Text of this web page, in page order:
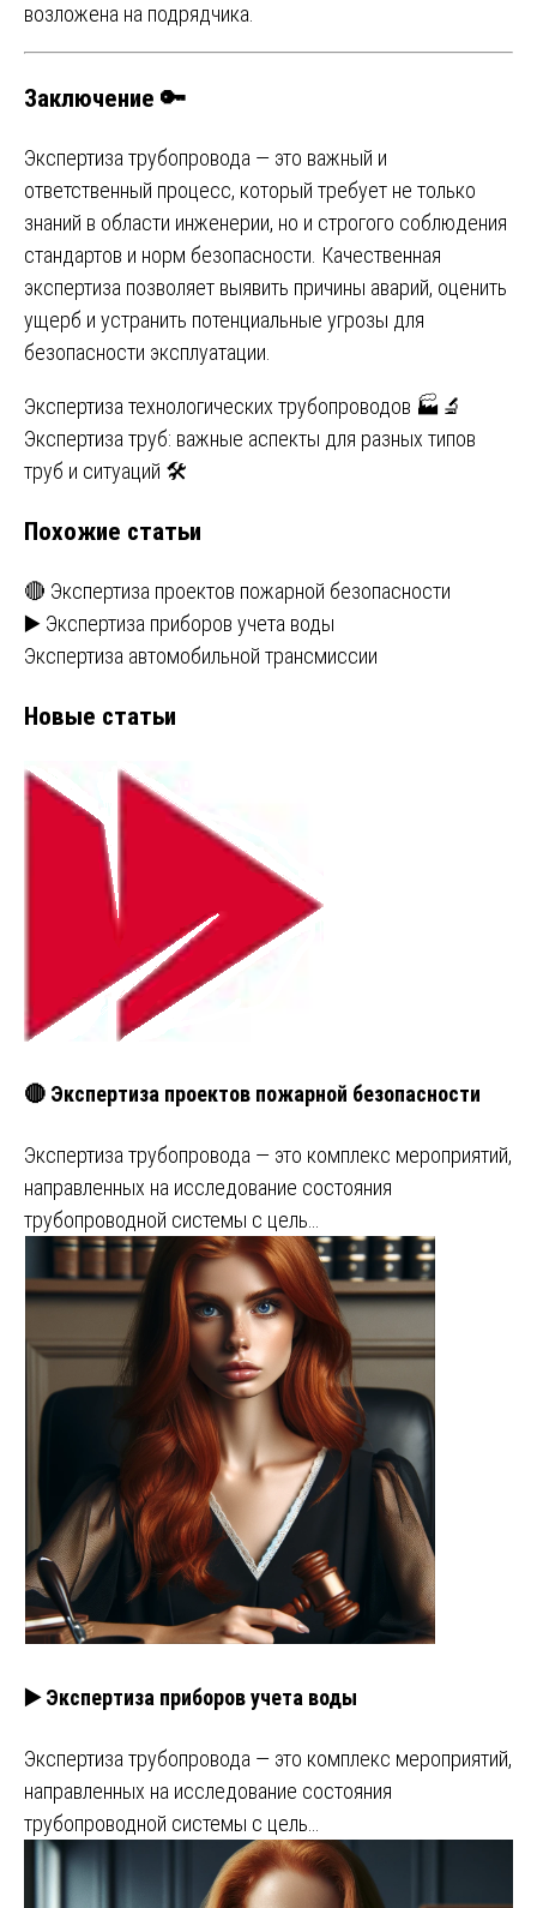
возложена на подрядчика.
Заключение 🔑
Экспертиза трубопровода — это важный и
ответственный процесс, который требует не только
знаний в области инженерии, но и строгого соблюдения
стандартов и норм безопасности. Качественная
экспертиза позволяет выявить причины аварий, оценить
ущерб и устранить потенциальные угрозы для
безопасности эксплуатации.
Навигация
по
Экспертиза технологических трубопроводов 🏭🔬
Экспертиза труб: важные аспекты для разных типов
труб и ситуаций 🛠️
Похожие статьи
🔴 Экспертиза проектов пожарной безопасности
▶️ Экспертиза приборов учета воды
Экспертиза автомобильной трансмиссии
Новые статьи
🔴 Экспертиза проектов пожарной безопасности
Экспертиза трубопровода — это комплекс мероприятий,
направленных на исследование состояния
трубопроводной системы с цель…
▶️ Экспертиза приборов учета воды
Экспертиза трубопровода — это комплекс мероприятий,
направленных на исследование состояния
трубопроводной системы с цель…